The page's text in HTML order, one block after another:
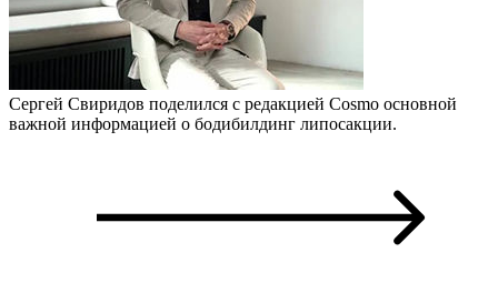
Сергей Свиридов поделился с редакцией Cosmo основной
важной информацией о бодибилдинг липосакции.